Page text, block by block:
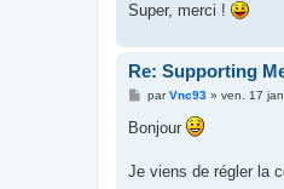
Super, merci !
Re: Supporting
M
s
s
g
e
parVnc93» ven. 17
Bonjour
Je viens de régler la